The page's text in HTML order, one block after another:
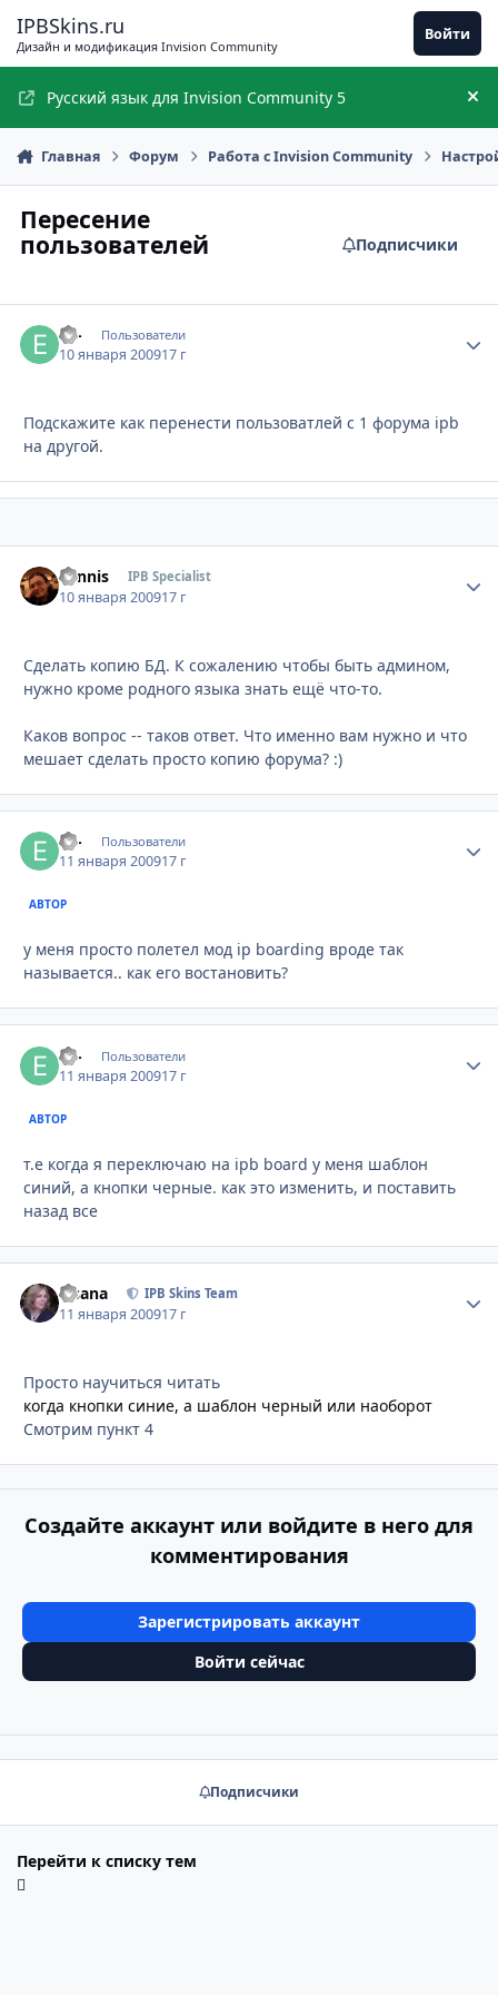
IPBSkins.ru
Дизайн и модификация Invision Community
Войти
Русский язык для Invision Community 5
Главная Форум Работа с Invision Community
Пересение
пользователей
Подписчики
ex- Пользователи
10 января 200917 г
Подскажите как перенести пользоватлей с 1 форума ipb
на другой.
Sannis IPB Specialist
10 января 200917 г
Сделать копию БД. К сожалению чтобы быть админом,
нужно кроме родного языка знать ещё что-то.
Каков вопрос -- таков ответ. Что именно вам нужно и что
мешает сделать просто копию форума? :)
ex- Пользователи
11 января 200917 г
АВТОР
у меня просто полетел мод ip boarding вроде так
называется.. как его востановить?
ex- Пользователи
11 января 200917 г
АВТОР
т.е когда я переключаю на ipb board у меня шаблон
синий, а кнопки черные. как это изменить, и поставить
назад все
Fisana IPB Skins Team
11 января 200917 г
Просто научиться читать
когда кнопки синие, а шаблон черный или наоборот
Смотрим пункт 4
Создайте аккаунт или войдите в него для
комментирования
Зарегистрировать аккаунт
Войти сейчас
Подписчики
Перейти к списку тем